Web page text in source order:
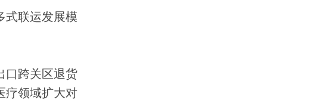
联运发展模
跨关区退货
疗领域扩大对